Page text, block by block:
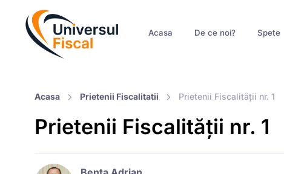
Acasa De ce noi? Spete
Acasa Prietenii Fiscalitatii Prietenii Fiscalității nr. 1
Prietenii Fiscalității nr. 1